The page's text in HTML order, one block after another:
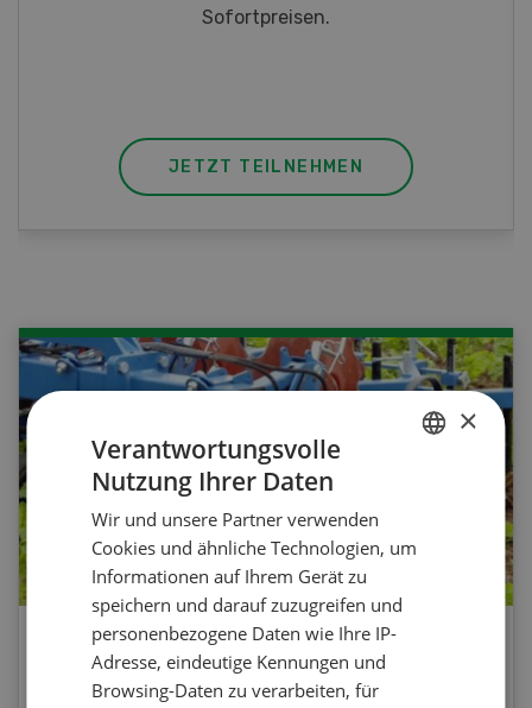
JETZT TEILNEHMEN
Agrar-Quiz: Mechanische
Unkrautbekämpfung
×
Verantwortungsvolle
Nutzung Ihrer Daten
Wir und unsere Partner verwenden
Cookies und ähnliche Technologien, um
Informationen auf Ihrem Gerät zu
speichern und darauf zuzugreifen und
personenbezogene Daten wie Ihre IP-
Adresse, eindeutige Kennungen und
Browsing-Daten zu verarbeiten, für